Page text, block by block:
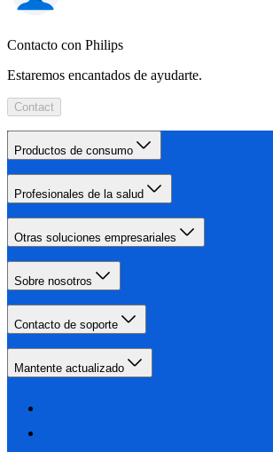
Contacto con Philips
Estaremos encantados de ayudarte.
Contact
Productos de consumo
Profesionales de la salud
Otras soluciones empresariales
Sobre nosotros
Contacto de soporte
Mantente actualizado